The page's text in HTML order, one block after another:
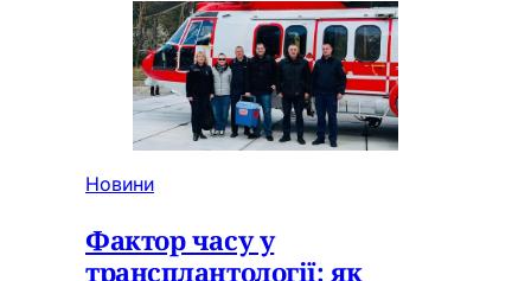
Новини
Фактор часу у
трансплантології: як